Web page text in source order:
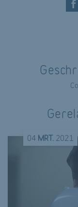
04 MRT. 2021